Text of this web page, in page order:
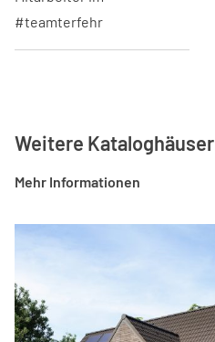
#teamterfehr
Weitere Kataloghäuser
Mehr Informationen